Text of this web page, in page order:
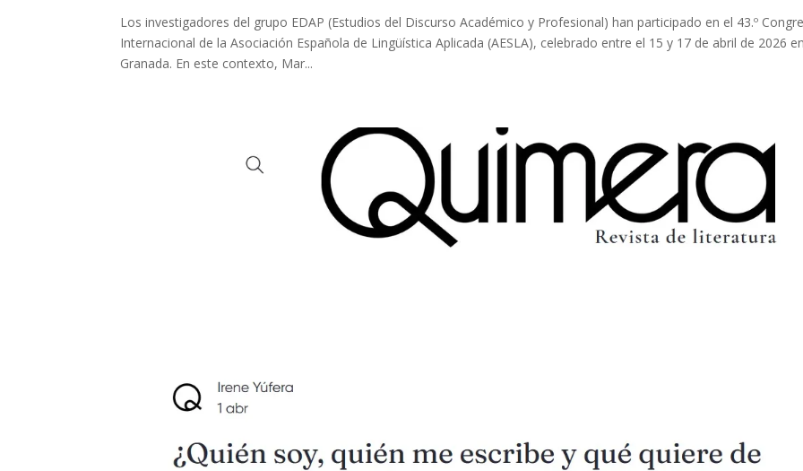
Los investigadores del grupo EDAP (Estudios del Discurso Académico y Profesional) han participado en el 43.º
Internacional de la Asociación Española de Lingüística Aplicada (AESLA), celebrado entre el 15 y 17 de abril de 2026 en
Granada. En este contexto, Mar...